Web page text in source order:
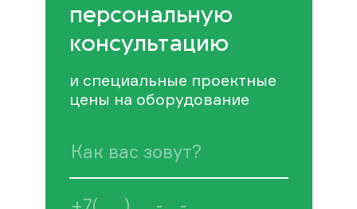
персональную
консультацию
и специальные проектные
цены на оборудование